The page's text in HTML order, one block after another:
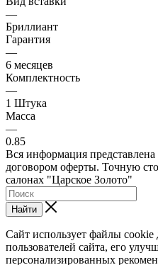
—
Бриллиант
Гарантия
—
6 месяцев
Комплектность
—
1 Штука
Масса
—
0.85
Вся информация представлена
договором оферты. Точную
салонах "Царское Золото"
Найти
Сайт использует файлы cookie
пользователей сайта, его
персонализированных